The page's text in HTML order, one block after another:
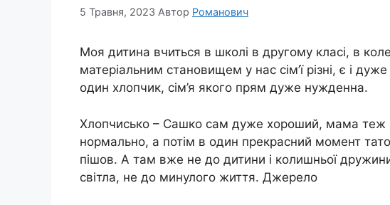
5 Травня, 2023 Автор Романович
Моя дитина вчиться в школі в другому класі, в
матеріальним становищем у нас сім’ї різні, є і
один хлопчик, сім’я якого прям дуже нужденна.
Хлопчисько – Сашко сам дуже хороший, мама теж
нормально, а потім в один прекрасний момент
пішов. А там вже не до дитини і колишньої
світла, не до минулого життя. Джерело